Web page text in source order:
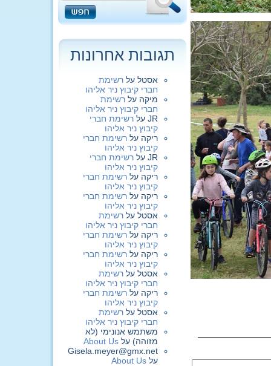
תגובות אחרונות
אסטל על רשימת
חברי קיבוץ ניר אליהו
מיקה על רשימת
חברי קיבוץ ניר אליהו
JR על רשימת חברי
קיבוץ ניר אליהו
ריקה על רשימת חברי
קיבוץ ניר אליהו
JR על רשימת חברי
קיבוץ ניר אליהו
ריקה על רשימת חברי
קיבוץ ניר אליהו
ריקה על רשימת חברי
קיבוץ ניר אליהו
אסטל על רשימת
חברי קיבוץ ניר אליהו
ריקה על רשימת חברי
קיבוץ ניר אליהו
ריקה על רשימת חברי
קיבוץ ניר אליהו
אסטל על רשימת
חברי קיבוץ ניר אליהו
ריקה על רשימת חברי
קיבוץ ניר אליהו
אסטל על רשימת
חברי קיבוץ ניר אליהו
משתמש אנונימי (לא
מזוהה) על About Us
Gisela.meyer@gmx.net
על About Us